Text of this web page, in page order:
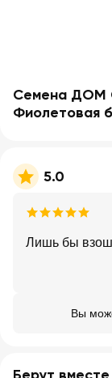
Семена ДОМ
Фиолетовая
5.0
Лишь бы
Вы